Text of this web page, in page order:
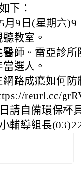
下：
月9日(星期六)9
教室。
師。雷亞診
選人。
網路成癮如何防
reurl.cc/
請自備環保杯
輔導組長